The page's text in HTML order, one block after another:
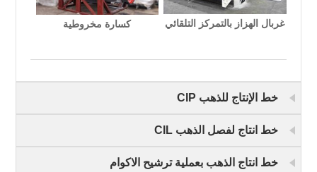
غربال الهزاز بالتمركز التلقائي كسارة مخروطية
خط الإنتاج للذهب CIP
خط انتاج لفصل الذهب CIL
خط انتاج الذهب بعملية ترشيح الاكوام